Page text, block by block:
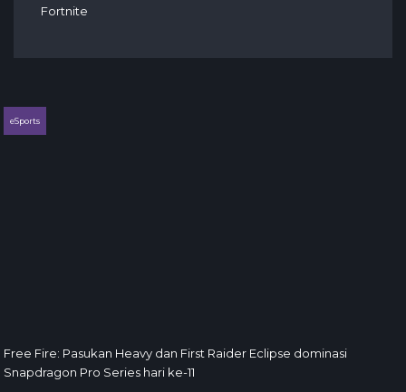
Fortnite
eSports
Free Fire: Pasukan Heavy dan First Raider Eclipse dominasi
Snapdragon Pro Series hari ke-11